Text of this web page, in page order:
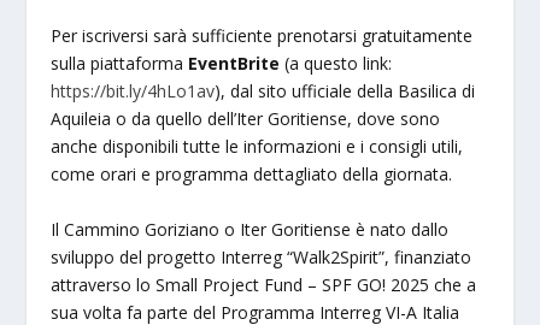
Per iscriversi sarà sufficiente prenotarsi gratuitamente
sulla piattaforma EventBrite(a questo link:
https://bit.ly/4hLo1av), dal sito ufficiale della Basilica di
Aquileia o da quello dell’Iter Goritiense, dove sono
anche disponibili tutte le informazioni e i consigli utili,
come orari e programma dettagliato della giornata.
Il Cammino Goriziano o Iter Goritiense è nato dallo
sviluppo del progetto Interreg “Walk2Spirit”, finanziato
attraverso lo Small Project Fund – SPF GO! 2025 che a
sua volta fa parte del Programma Interreg VI-A Italia